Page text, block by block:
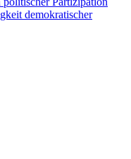
demokratischer